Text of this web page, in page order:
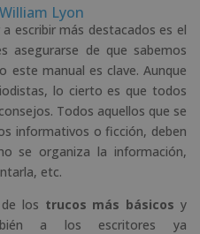
Lyon
escribir más destacados es el
asegurarse de que sabemos
este manual es clave. Aunque
lo cierto es que todos
Todos aquellos que se
informativos o ficción, deben
se organiza la información,
etc.
los trucos más básicos y
a los escritores ya